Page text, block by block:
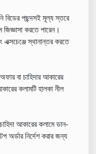
বিডের পছন্দসই মূল্য স্তরে
করতে পারেন।
এক্সচেঞ্জে স্থানান্তর করতে
বা চাহিদার আকারের
কলামটি হালকা নীল
আকারের কলামে ডান-
নির্দেশ করার জন্য